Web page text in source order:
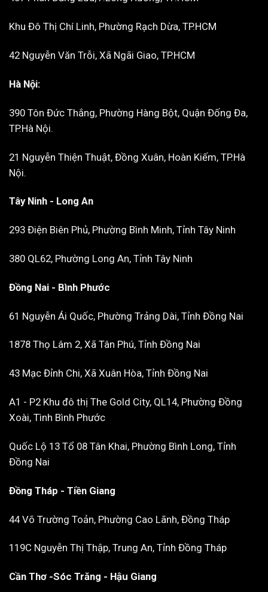
Khu Đô Thị Chí Linh, Phường Rạch Dừa, TP.HCM
42 Nguyễn Văn Trỗi, Xã Ngãi Giao, TP.HCM
Hà Nội:
390 Tôn Đức Thắng, Phường Hàng Bột, Quận Đống Đa,
TP.Hà Nội.
21 Nguyễn Thiện Thuật, Đồng Xuân, Hoàn Kiếm, TP.Hà
Nội.
Tây Ninh - Long An
293 Điện Biên Phủ, Phường Bình Minh, Tỉnh Tây Ninh
380 QL62, Phường Long An, Tỉnh Tây Ninh
Đồng Nai - Bình Phước
61 Nguyễn Ái Quốc, Phường Trảng Dài, Tỉnh Đồng Nai
1878 Thọ Lâm 2, Xã Tân Phú, Tỉnh Đồng Nai
43 Mạc Đỉnh Chi, Xã Xuân Hòa, Tỉnh Đồng Nai
A1 - P2 Khu đô thị The Gold City, QL14, Phường Đồng
Xoài, Tình Bình Phước
Quốc Lộ 13 Tổ 08 Tân Khai, Phường Bình Long, Tỉnh
Đồng Nai
Đồng Tháp - Tiền Giang
44 Võ Trường Toản, Phường Cao Lãnh, Đồng Tháp
119C Nguyễn Thị Thập, Trung An, Tỉnh Đồng Tháp
Cần Thơ -Sóc Trăng - Hậu Giang